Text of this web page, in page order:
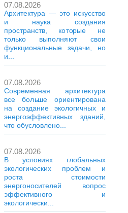
07.08.2026
Архитектура — это искусство
и наука создания
пространств, которые не
только выполняют свои
функциональные задачи, но
и...
07.08.2026
Современная архитектура
все больше ориентирована
на создание экологичных и
энергоэффективных зданий,
что обусловлено...
07.08.2026
В условиях глобальных
экологических проблем и
роста стоимости
энергоносителей вопрос
эффективного и
экологически...